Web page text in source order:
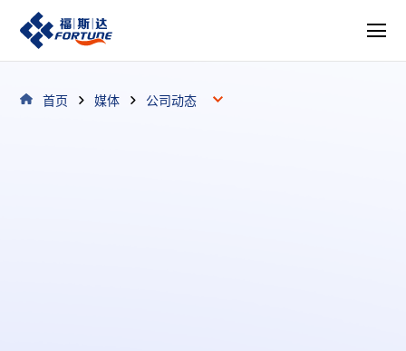
首页 媒体 公司动态